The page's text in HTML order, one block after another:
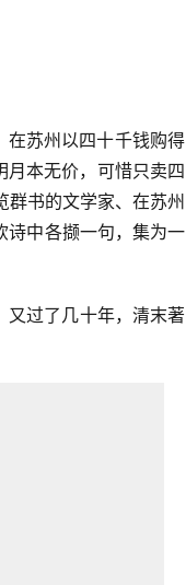
在苏州以四十千钱购得
月本无价，可惜只卖四
群书的文学家、在苏州
诗中各撷一句，集为一
又过了几十年，清末著